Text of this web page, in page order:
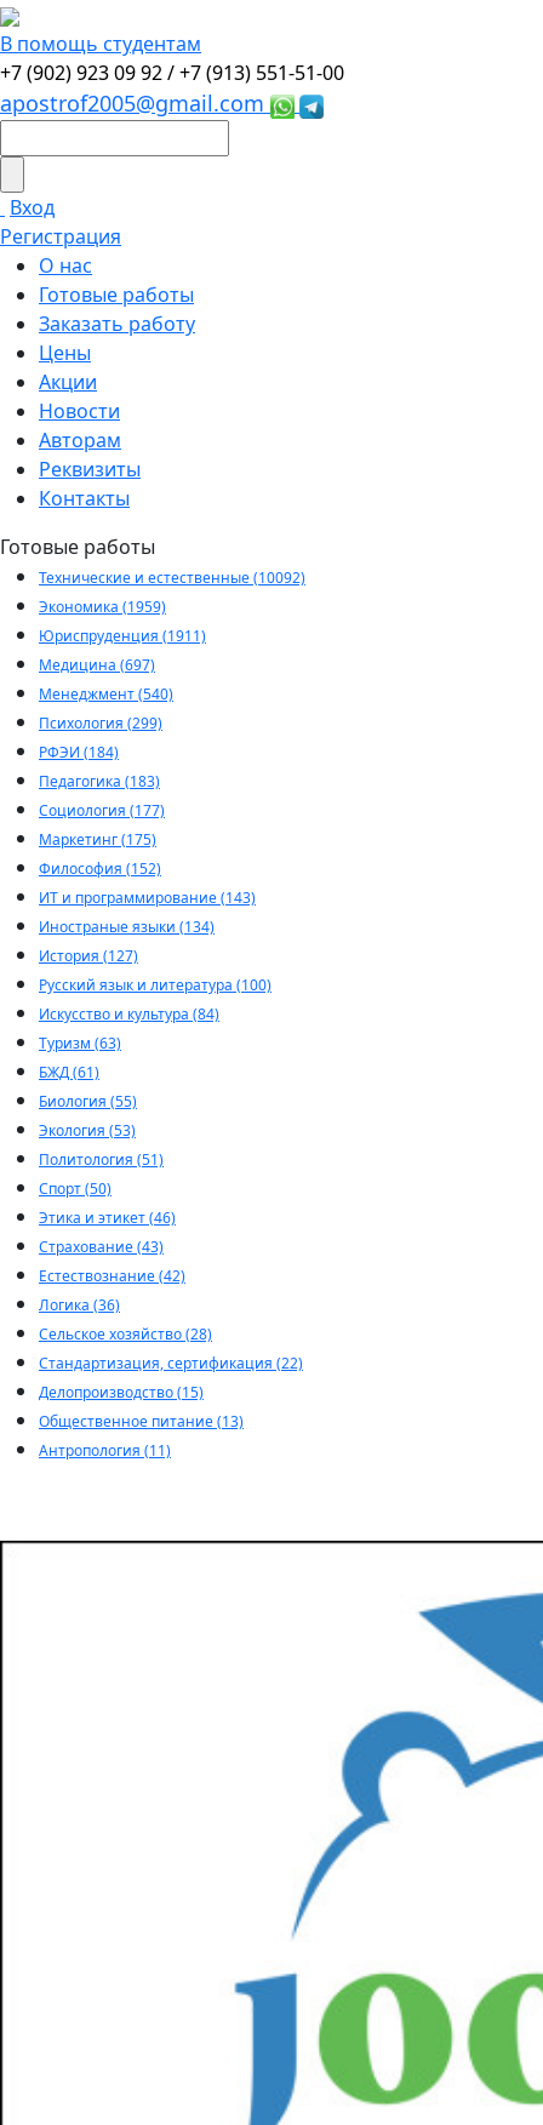
В помощь студентам
+7 (902) 923 09 92 /+7 (913) 551-51-00
apostrof2005@gmail.com
Вход
Регистрация
О нас
Готовые работы
Заказать работу
Цены
Акции
Новости
Авторам
Реквизиты
Контакты
Готовые работы
Технические и естественные (10092)
Экономика (1959)
Юриспруденция (1911)
Медицина (697)
Менеджмент (540)
Психология (299)
РФЭИ (184)
Педагогика (183)
Социология (177)
Маркетинг (175)
Философия (152)
ИТ и программирование (143)
Иностраные языки (134)
История (127)
Русский язык и литература (100)
Искусство и культура (84)
Туризм (63)
БЖД (61)
Биология (55)
Экология (53)
Политология (51)
Спорт (50)
Этика и этикет (46)
Страхование (43)
Естествознание (42)
Логика (36)
Сельское хозяйство (28)
Стандартизация, сертификация (22)
Делопроизводство (15)
Общественное питание (13)
Антропология (11)